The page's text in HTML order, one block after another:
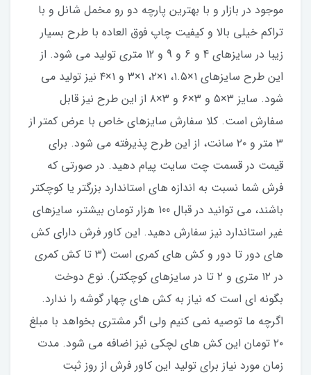
موجود در بازار و با بهترین پارچه دو رو مخمل شانل و با
تراکم خیلی بالا و کیفیت چاپ فوق العاده با طرح بسیار
زیبا در سایزهای 4 و 6 و 9 و 12 متری تولید می شود. از
این طرح سایزهای ۱×۱.۵، ۱×۲، ۱×۳ و ۱×۴ نیز تولید می
شود. سایز ۳×۵ و ۳×۶ و ۳×۸ از این طرح نیز قابل
سفارش است. کلا سفارش سایزهای خاص با عرض کمتر از
۳ متر و ۲۰ سانت، از این طرح پذیرفته می شود. برای
قیمت در قسمت چت سایت پیام دهید. در صورتی که
فرش شما نسبت به اندازه های استاندارد بزرگتر یا کوچکتر
باشند، می توانید در قبال 100 هزار تومان بیشتر، سایزهای
غیر استاندارد نیز سفارش دهید. این کاور فرش دارای کش
های دور تا دور و کش های کمری است (۳ تا کش کمری
در ۱۲ متری و ۲ تا در سایزهای کوچکتر). نوع دوخت
بگونه ای است که نیاز به کش های چهار گوشه را ندارد.
اگرچه ما توصیه نمی کنیم ولی اگر مشتری بخواهد با مبلغ
۲۰ تومان این کش های لچکی نیز اضافه می شود. مدت
زمان مورد نیاز برای تولید این کاور فرش از روز ثبت